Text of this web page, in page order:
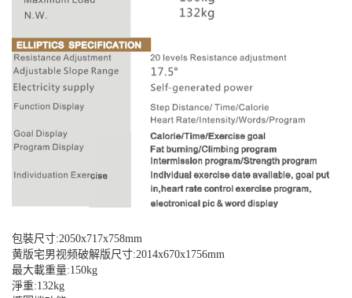
包裝尺寸:2050x717x758mm
黄版宅男视频破解版尺寸:2014x670x1756mm
最大載重量:150kg
淨重:132kg